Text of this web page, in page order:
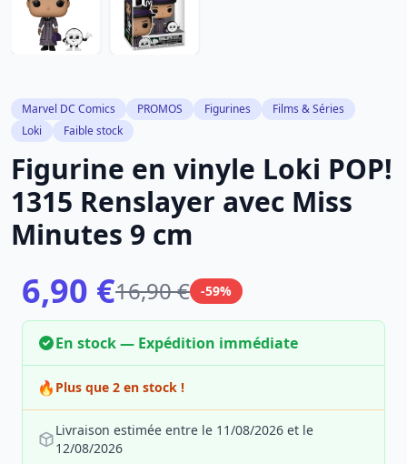
Marvel DC Comics PROMOS Figurines
Films & Séries
Loki
Faible stock
Figurine en vinyle Loki POP!
1315 Renslayer avec Miss
Minutes 9 cm
6,90 €16,90 € -59%
En stock — Expédition immédiate
🔥 Plus que 2 en stock !
Livraison estimée entre le 11/08/2026 et le
12/08/2026